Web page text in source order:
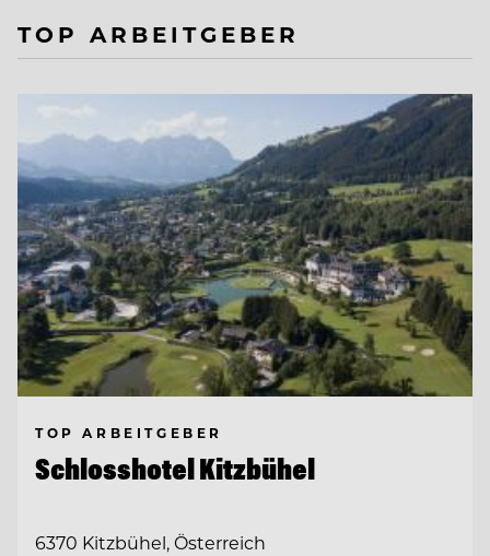
TOP ARBEITGEBER
TOP ARBEITGEBER
Schlosshotel Kitzbühel
6370 Kitzbühel, Österreich